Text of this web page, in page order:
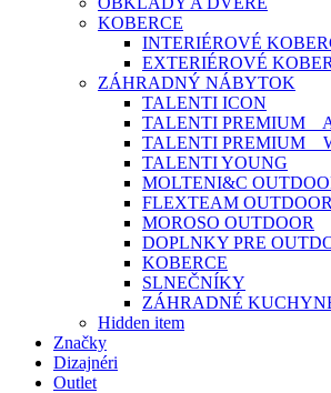
KOBERCE
INTERIÉROVÉ
EXTERIÉROVÉ
ZÁHRADNÝ NÁBYTOK
TALENTI ICON
TALENTI PREMIUM _
TALENTI PREMIUM _
TALENTI YOUNG
MOLTENI&C
FLEXTEAM OUTDOOR
MOROSO OUTDOOR
DOPLNKY PRE
KOBERCE
SLNEČNÍKY
ZÁHRADNÉ
Hidden item
Značky
Dizajnéri
Outlet